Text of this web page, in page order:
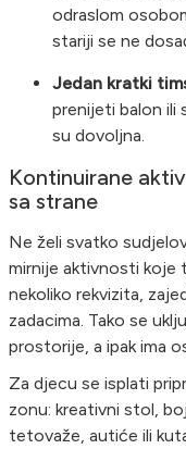
odraslom
stariji se ne
Jedan kratki
prenijeti balon ili
su dovoljna.
Kontinuirane
sa strane
Ne želi svatko
mirnije aktivnosti koje
nekoliko rekvizita,
zadacima. Tako se
prostorije, a ipak ima
Za djecu se isplati
zonu: kreativni stol,
tetovaže, autiće ili